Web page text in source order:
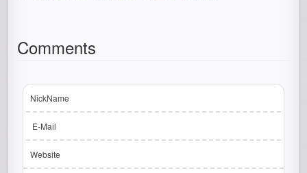
Comments
NickName
E-Mail
Website